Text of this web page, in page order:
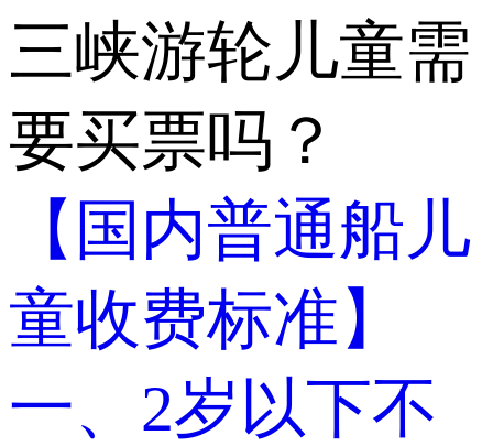
三峡游轮儿童需
要买票吗？
【国内普通船儿
童收费标准】
一、2岁以下不